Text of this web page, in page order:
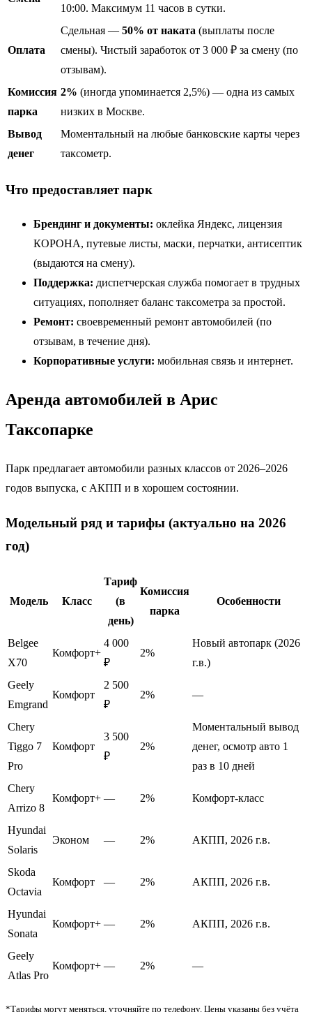
10:00. Максимум 11 часов в сутки.
Оплата
Сдельная — 50% от наката (выплаты после
смены). Чистый заработок от 3 000 ₽ за смену (по
отзывам).
Комиссия
парка
2% (иногда упоминается 2,5%) — одна из самых
низких в Москве.
Вывод
денег
Моментальный на любые банковские карты через
таксометр.
Что предоставляет парк
Брендинг и документы: оклейка Яндекс, лицензия
КОРОНА, путевые листы, маски, перчатки, антисептик
(выдаются на смену).
Поддержка: диспетчерская служба помогает в трудных
ситуациях, пополняет баланс таксометра за простой.
Ремонт: своевременный ремонт автомобилей (по
отзывам, в течение дня).
Корпоративные услуги: мобильная связь и интернет.
Аренда автомобилей в Арис
Таксопарке
Парк предлагает автомобили разных классов от 2026–2026
годов выпуска, с АКПП и в хорошем состоянии.
Модельный ряд и тарифы (актуально на 2026
год)
Модель Класс
Тариф
(в
день)
Комиссия
парка
Особенности
Belgee
X70
Комфорт+
4 000
₽
2%
Новый автопарк (2026
г.в.)
Geely
Emgrand
Комфорт
2 500
₽
2% —
Chery
Tiggo 7
Pro
Комфорт
3 500
₽
2%
Моментальный вывод
денег, осмотр авто 1
раз в 10 дней
Chery
Arrizo 8
Комфорт+ — 2% Комфорт-класс
Hyundai
Solaris
Эконом — 2% АКПП, 2026 г.в.
Skoda
Octavia
Комфорт — 2% АКПП, 2026 г.в.
Hyundai
Sonata
Комфорт+ — 2% АКПП, 2026 г.в.
Geely
Atlas Pro
Комфорт+ — 2% —
*Тарифы могут меняться, уточняйте по телефону. Цены указаны без учёта